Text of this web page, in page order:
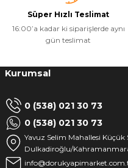
Süper Hızlı Teslimat
16:00’a kadar ki siparişlerde aynı
gün teslimat
Kurumsal
0 (538) 021 30 73
0 (538) 021 30 73
Yavuz Selim Mahallesi Küçük
Dulkadiroğlu/